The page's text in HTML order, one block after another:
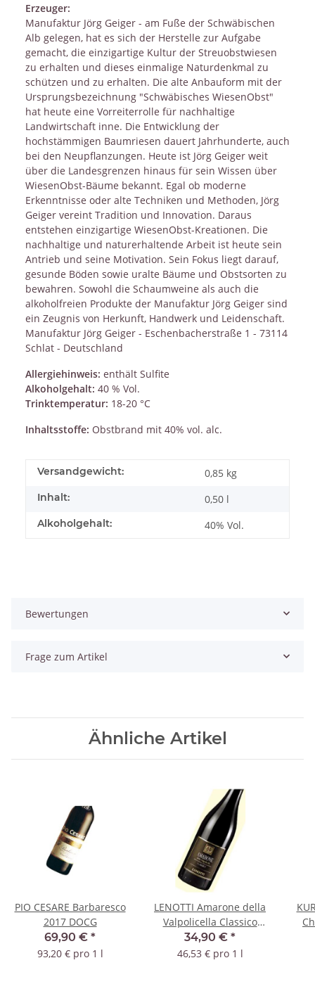
Erzeuger:
Manufaktur Jörg Geiger - am Fuße der Schwäbischen
Alb gelegen, hat es sich der Herstelle zur Aufgabe
gemacht, die einzigartige Kultur der Streuobstwiesen
zu erhalten und dieses einmalige Naturdenkmal zu
schützen und zu erhalten. Die alte Anbauform mit der
Ursprungsbezeichnung "Schwäbisches WiesenObst"
hat heute eine Vorreiterrolle für nachhaltige
Landwirtschaft inne. Die Entwicklung der
hochstämmigen Baumriesen dauert Jahrhunderte, auch
bei den Neupflanzungen. Heute ist Jörg Geiger weit
über die Landesgrenzen hinaus für sein Wissen über
WiesenObst-Bäume bekannt. Egal ob moderne
Erkenntnisse oder alte Techniken und Methoden, Jörg
Geiger vereint Tradition und Innovation. Daraus
entstehen einzigartige WiesenObst-Kreationen. Die
nachhaltige und naturerhaltende Arbeit ist heute sein
Antrieb und seine Motivation. Sein Fokus liegt darauf,
gesunde Böden sowie uralte Bäume und Obstsorten zu
bewahren. Sowohl die Schaumweine als auch die
alkoholfreien Produkte der Manufaktur Jörg Geiger sind
ein Zeugnis von Herkunft, Handwerk und Leidenschaft.
Manufaktur Jörg Geiger - Eschenbacherstraße 1 - 73114
Schlat - Deutschland
Allergiehinweis: enthält Sulfite
Alkoholgehalt: 40 % Vol.
Trinktemperatur: 18-20 °C
Inhaltsstoffe: Obstbrand mit 40% vol. alc.
Versandgewicht: 0,85 kg
Inhalt: 0,50 l
Alkoholgehalt: 40% Vol.
Bewertungen
Frage zum Artikel
Ähnliche Artikel
PIO CESARE Barbaresco
2017 DOCG
69,90 € *
93,20 € pro 1 l
LENOTTI Amarone della
Valpolicella Classico
2018 DOC
34,90 € *
46,53 € pro 1 l